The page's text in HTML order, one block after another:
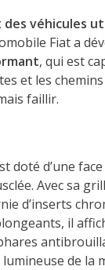
des véhicules
Fiat a
, qui est
et les
faillir.
doté d’une
Avec sa
d’inserts
il
de la